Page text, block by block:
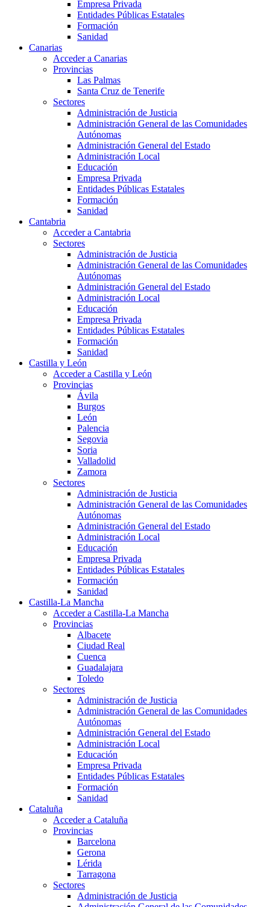
Empresa Privada
Entidades Públicas Estatales
Formación
Sanidad
Canarias
Acceder a Canarias
Provincias
Las Palmas
Santa Cruz de Tenerife
Sectores
Administración de Justicia
Administración General de las Comunidades
Autónomas
Administración General del Estado
Administración Local
Educación
Empresa Privada
Entidades Públicas Estatales
Formación
Sanidad
Cantabria
Acceder a Cantabria
Sectores
Administración de Justicia
Administración General de las Comunidades
Autónomas
Administración General del Estado
Administración Local
Educación
Empresa Privada
Entidades Públicas Estatales
Formación
Sanidad
Castilla y León
Acceder a Castilla y León
Provincias
Ávila
Burgos
León
Palencia
Segovia
Soria
Valladolid
Zamora
Sectores
Administración de Justicia
Administración General de las Comunidades
Autónomas
Administración General del Estado
Administración Local
Educación
Empresa Privada
Entidades Públicas Estatales
Formación
Sanidad
Castilla-La Mancha
Acceder a Castilla-La Mancha
Provincias
Albacete
Ciudad Real
Cuenca
Guadalajara
Toledo
Sectores
Administración de Justicia
Administración General de las Comunidades
Autónomas
Administración General del Estado
Administración Local
Educación
Empresa Privada
Entidades Públicas Estatales
Formación
Sanidad
Cataluña
Acceder a Cataluña
Provincias
Barcelona
Gerona
Lérida
Tarragona
Sectores
Administración de Justicia